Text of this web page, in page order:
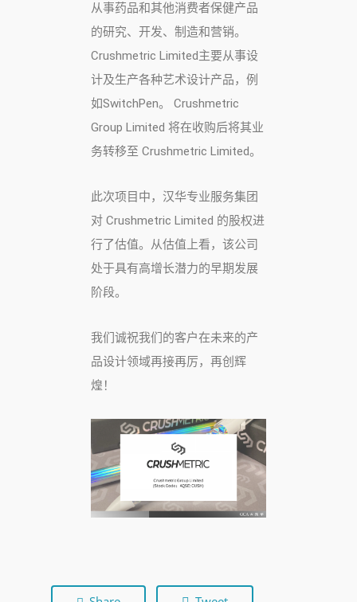
从事药品和其他消费者保健产品
的研究、开发、制造和营销。
Crushmetric Limited主要从事设
计及生产各种艺术设计产品，例
如SwitchPen。 Crushmetric
Group Limited 将在收购后将其业
务转移至 Crushmetric Limited。
此次项目中，汉华专业服务集团
对 Crushmetric Limited 的股权进
行了估值。从估值上看，该公司
处于具有高增长潜力的早期发展
阶段。
我们诚祝我们的客户在未来的产
品设计领域再接再厉，再创辉
煌！